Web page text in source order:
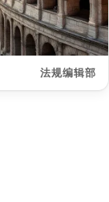
法规编辑部